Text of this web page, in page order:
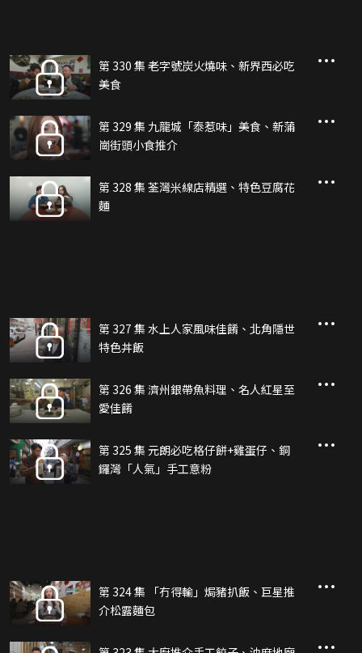
第 330 集 老字號炭火燒味、新界西必吃
美食
第 329 集 九龍城「泰惹味」美食、新蒲
崗街頭小食推介
第 328 集 荃灣米線店精選、特色豆腐花
麵
第 327 集 水上人家風味佳餚、北角隱世
特色丼飯
第 326 集 濟州銀帶魚料理、名人紅星至
愛佳餚
第 325 集 元朗必吃格仔餅+雞蛋仔、銅
鑼灣「人氣」手工意粉
第 324 集 「冇得輸」焗豬扒飯、巨星推
介松露麵包